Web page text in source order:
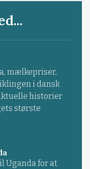
mælkepriser,
i dansk
historier
største
Uganda for at